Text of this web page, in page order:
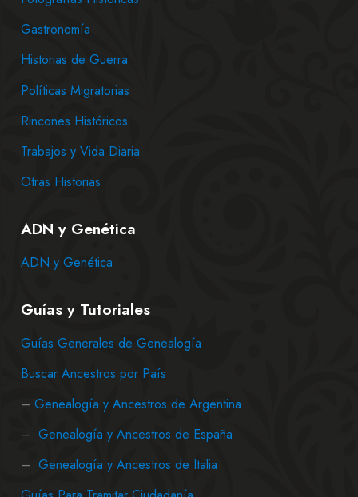
Gastronomía
Historias de Guerra
Políticas Migratorias
Rincones Históricos
Trabajos y Vida Diaria
Otras Historias
ADN y Genética
ADN y Genética
Guías y Tutoriales
Guías Generales de Genealogía
Buscar Ancestros por País
– Genealogía y Ancestros de Argentina
– Genealogía y Ancestros de España
– Genealogía y Ancestros de Italia